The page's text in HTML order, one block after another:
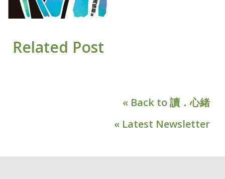
Related Post
« Back to 讀．心緒
« Latest Newsletter